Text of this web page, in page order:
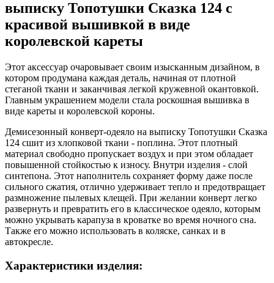
выписку Топотушки Сказка 124 с
красивой вышивкой в виде
королевской кареты
Этот аксессуар очаровывает своим изысканным дизайном, в
котором продумана каждая деталь, начиная от плотной
стеганой ткани и заканчивая легкой кружевной окантовкой.
Главным украшением модели стала роскошная вышивка в
виде кареты и королевской короны.
Демисезонный конверт-одеяло на выписку Топотушки Сказка
124 сшит из хлопковой ткани - поплина. Этот плотный
материал свободно пропускает воздух и при этом обладает
повышенной стойкостью к износу. Внутри изделия - слой
синтепона. Этот наполнитель сохраняет форму даже после
сильного сжатия, отлично удерживает тепло и предотвращает
размножение пылевых клещей. При желании конверт легко
развернуть и превратить его в классическое одеяло, которым
можно укрывать карапуза в кроватке во время ночного сна.
Также его можно использовать в коляске, санках и в
автокресле.
Характеристики изделия: